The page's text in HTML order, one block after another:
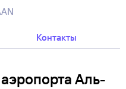
Контакты
Аль-